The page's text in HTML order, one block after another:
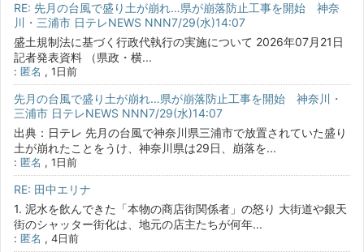
RE: 先月の台風で盛り土が崩れ…県が崩落防止工事を開始 神奈
川・三浦市 日テレNEWS NNN7/29(水)14:07
盛土規制法に基づく行政代執行の実施について 2026年07月21日
記者発表資料 （県政・横...
: 匿名 , 1日前
先月の台風で盛り土が崩れ…県が崩落防止工事を開始 神奈川・
三浦市 日テレNEWS NNN7/29(水)14:07
出典：日テレ 先月の台風で神奈川県三浦市で放置されていた盛り
土が崩れたことをうけ、神奈川県は29日、崩落を...
: 匿名 , 1日前
RE: 田中エリナ
1. 泥水を飲んできた「本物の商店街関係者」の怒り 大街道や銀天
街のシャッター街化は、地元の店主たちが何年...
: 匿名 , 4日前